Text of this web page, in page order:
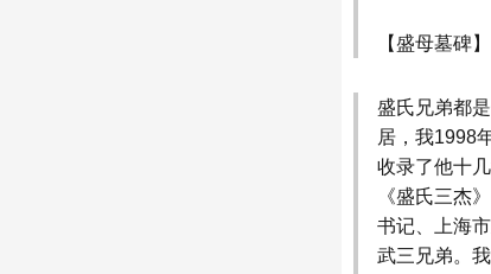
【盛母墓碑】
盛氏兄弟都
居，我1998
收录了他十
《盛氏三杰
书记、上海
武三兄弟。